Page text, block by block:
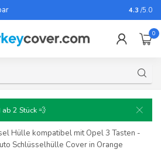
Für fast
4.3 /5.0
0
ab 2 Stück 💨
Hülle kompatibel mit Opel 3 Tasten -
Schlüsselhülle Cover in Orange